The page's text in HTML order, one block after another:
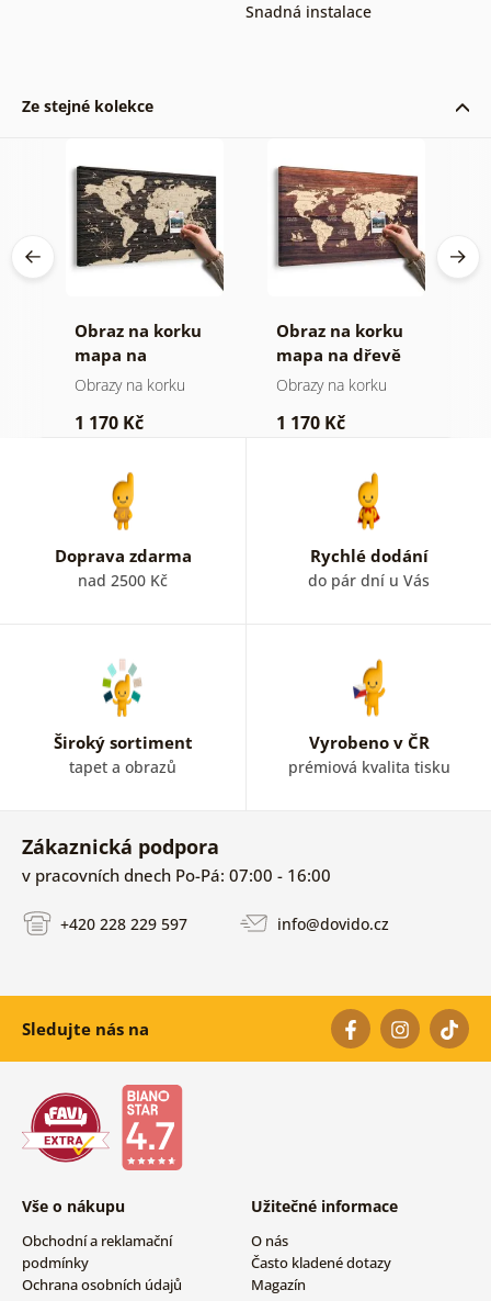
Snadná instalace
Ze stejné kolekce
Obraz na korku
mapa na
dřevěném pozadí
Obrazy na korku
1 170 Kč
Obraz na korku
mapa na dřevě
Obrazy na korku
1 170 Kč
Doprava zdarma
nad 2500 Kč
Rychlé dodání
do pár dní u Vás
Široký sortiment
tapet a obrazů
Vyrobeno v ČR
prémiová kvalita tisku
Zákaznická podpora
v pracovních dnech Po-Pá: 07:00 - 16:00
+420 228 229 597 info@dovido.cz
Sledujte nás na
Vše o nákupu
Obchodní a reklamační
podmínky
Ochrana osobních údajů
Užitečné informace
O nás
Často kladené dotazy
Magazín